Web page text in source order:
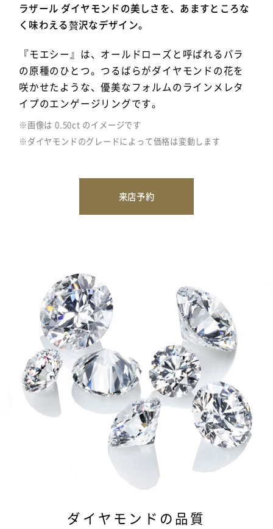
ラザール ダイヤモンドの美しさを、あますところな
く味わえる贅沢なデザイン。
『モエシー』は、オールドローズと呼ばれるバラ
の原種のひとつ。つるばらがダイヤモンドの花を
咲かせたような、優美なフォルムのラインメレタ
イプのエンゲージリングです。
※画像は 0.50ct のイメージです
※ダイヤモンドのグレードによって価格は変動します
来店予約
ダイヤモンドの品質